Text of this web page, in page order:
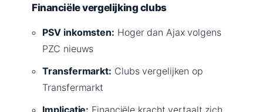
Financiële vergelijking clubs
PSV inkomsten: Hoger dan Ajax volgens
PZC nieuws
Transfermarkt: Clubs vergelijken op
Transfermarkt
Implicatie: Financiële kracht vertaalt zich